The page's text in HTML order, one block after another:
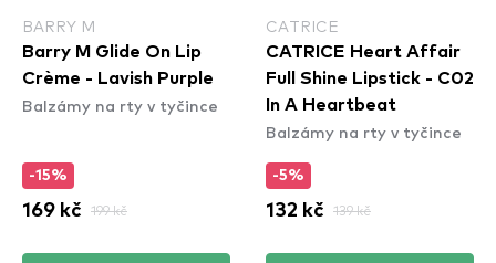
BARRY M
Barry M Glide On Lip
Crème - Lavish Purple
Balzámy na rty v tyčince
-15%
169 kč 199 kč
CATRICE
CATRICE Heart Affair
Full Shine Lipstick - C02
In A Heartbeat
Balzámy na rty v tyčince
-5%
132 kč 139 kč